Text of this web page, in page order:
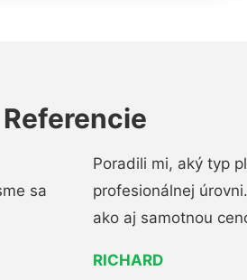
Referencie
sa
Poradili mi, aký typ
profesionálnej
ako aj samotnou
RICHARD